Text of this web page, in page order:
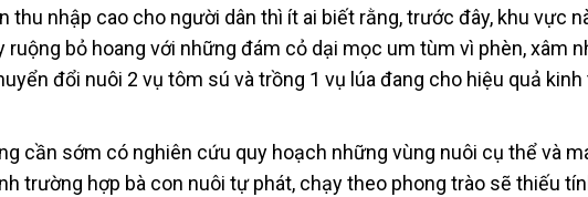
thu nhập cao cho người dân thì ít ai biết rằng, trước đây, khu vực
ruộng bỏ hoang với những đám cỏ dại mọc um tùm vì phèn, xâm
đổi nuôi 2 vụ tôm sú và trồng 1 vụ lúa đang cho hiệu quả
cần sớm có nghiên cứu quy hoạch những vùng nuôi cụ thể và
trường hợp bà con nuôi tự phát, chạy theo phong trào sẽ thiếu